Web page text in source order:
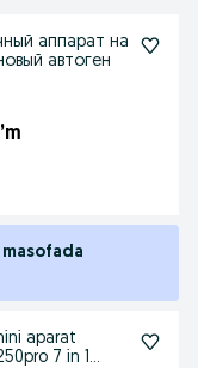
аппарат на
автоген
aparat
7 in 1